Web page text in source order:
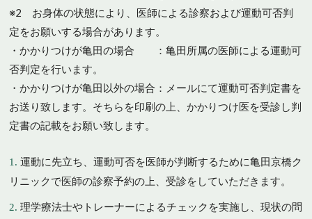
※2 お身体の状態により、医師による診察および運動可否判
定をお願いする場合があります。
・かかりつけが亀田の場合 ：亀田所属の医師による運動可
否判定を行います。
・かかりつけが亀田以外の場合：メールにて運動可否判定書を
お送り致します。そちらを印刷の上、かかりつけ医を受診し判
定書の記載をお願い致します。
運動に先立ち、運動可否を医師が判断するために亀田京橋ク
リニックで医師の診察予約の上、受診をしていただきます。
理学療法士やトレーナーによるチェックを実施し、現状の問